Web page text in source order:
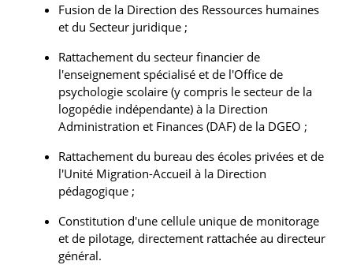
Fusion de la Direction des Ressources humaines
et du Secteur juridique ;
Rattachement du secteur financier de
l'enseignement spécialisé et de l'Office de
psychologie scolaire (y compris le secteur de la
logopédie indépendante) à la Direction
Administration et Finances (DAF) de la DGEO ;
Rattachement du bureau des écoles privées et de
l'Unité Migration-Accueil à la Direction
pédagogique ;
Constitution d'une cellule unique de monitorage
et de pilotage, directement rattachée au directeur
général.